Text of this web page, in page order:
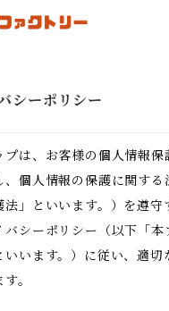
シーポリシー
プは、お客様の個人情報保
、個人情報の保護に関する
法」といいます。）を遵守
バシーポリシー（以下「本
いいます。）に従い、適切
。